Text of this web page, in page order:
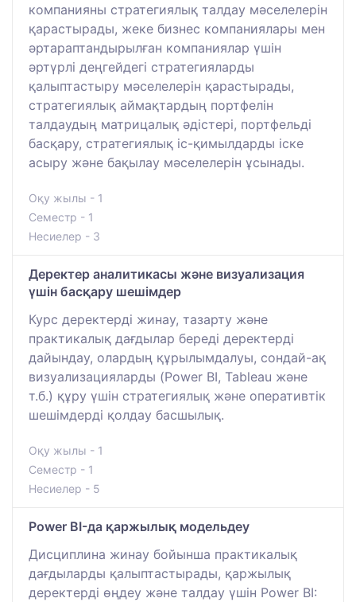
компанияны стратегиялық талдау мәселелерін
қарастырады, жеке бизнес компаниялары мен
әртараптандырылған компаниялар үшін
әртүрлі деңгейдегі стратегияларды
қалыптастыру мәселелерін қарастырады,
стратегиялық аймақтардың портфелін
талдаудың матрицалық әдістері, портфельді
басқару, стратегиялық іс-қимылдарды іске
асыру және бақылау мәселелерін ұсынады.
Оқу жылы - 1
Семестр - 1
Несиелер - 3
Деректер аналитикасы және визуализация
үшін басқару шешімдер
Курс деректерді жинау, тазарту және
практикалық дағдылар береді деректерді
дайындау, олардың құрылымдалуы, сондай-ақ
визуализацияларды (Power BI, Tableau және
т.б.) құру үшін стратегиялық және оперативтік
шешімдерді қолдау басшылық.
Оқу жылы - 1
Семестр - 1
Несиелер - 5
Power BI-да қаржылық модельдеу
Дисциплина жинау бойынша практикалық
дағдыларды қалыптастырады, қаржылық
деректерді өңдеу және талдау үшін Power BI: